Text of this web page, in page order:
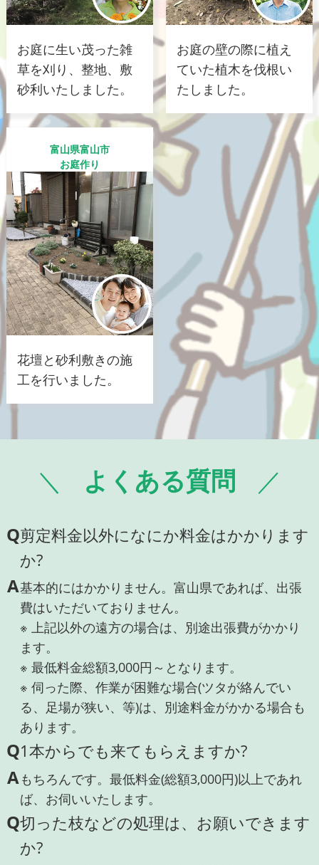
お庭に生い茂った雑
草を刈り、整地、敷
砂利いたしました。
お庭の壁の際に植え
ていた植木を伐根い
たしました。
富山県富山市
お庭作り
花壇と砂利敷きの施
工を行いました。
よくある質問
Q剪定料金以外になにか料金はかかります
か?
A基本的にはかかりません。富山県であれば、出張
費はいただいておりません。
※ 上記以外の遠方の場合は、別途出張費がかかり
ます。
※ 最低料金総額3,000円～となります。
※ 伺った際、作業が困難な場合(ツタが絡んでい
る、足場が狭い、等)は、別途料金がかかる場合も
あります。
Q1本からでも来てもらえますか?
Aもちろんです。最低料金(総額3,000円)以上であれ
ば、お伺いいたします。
Q切った枝などの処理は、お願いできます
か?